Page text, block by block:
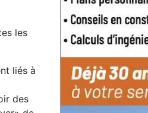
les
liés à
des